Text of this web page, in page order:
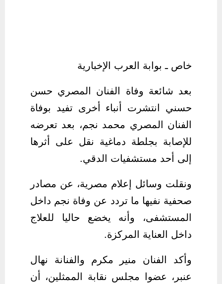
خاص ـ بوابة العرب الإخبارية
بعد شائعة وفاة الفنان المصري حسن
حسني انتشرت أنباء أخرى تفيد بوفاة
الفنان المصري محمد نجم، بعد تعرضه
للإصابة بجلطة دماغية نقل على أثرها
إلى أحد مستشفيات الدقي.
ونقلت وسائل إعلام مصرية، عن مصادر
صحفية نفيها ما تردد عن وفاة نجم داخل
المستشفى، وأنه يخضع حاليا للعلاج
داخل العناية المركزة.
وأكد الفنان منير مكرم والفنانة نهال
عنبر، عضوا مجلس نقابة الممثلين، أن